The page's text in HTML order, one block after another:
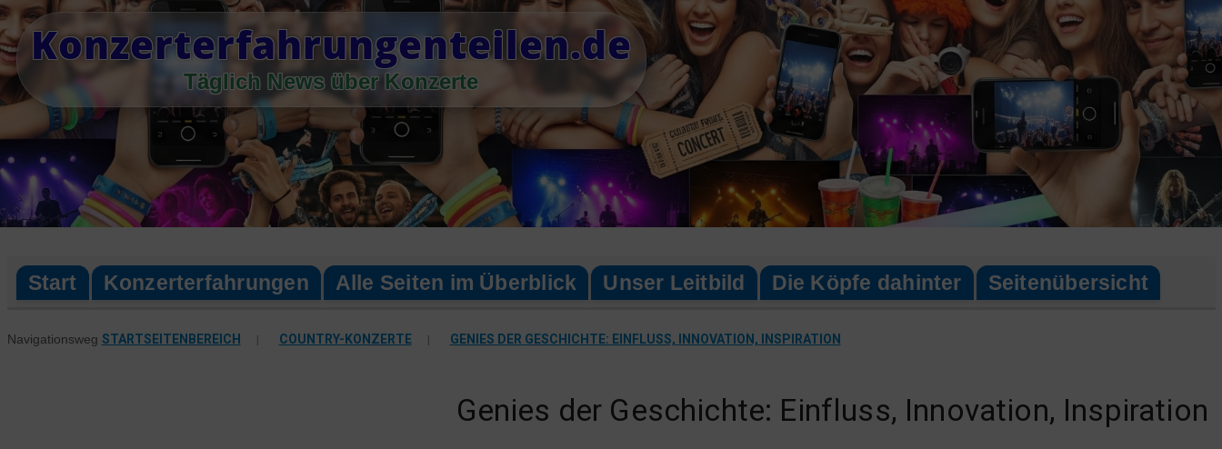
Skip
to
content
Konzerterfahrungenteilen.de
Täglich News über Konzerte
Start Konzerterfahrungen Alle Seiten im Überblick Unser Leitbild Die Köpfe dahinter Seitenübersicht
Navigationsweg STARTSEITENBEREICH | COUNTRY-KONZERTE | GENIES DER GESCHICHTE: EINFLUSS, INNOVATION, INSPIRATION
Genies der Geschichte: Einfluss, Innovation, Inspiration